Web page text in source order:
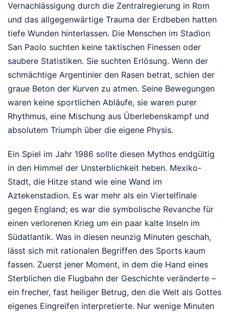
Vernachlässigung durch die Zentralregierung in Rom
und das allgegenwärtige Trauma der Erdbeben hatten
tiefe Wunden hinterlassen. Die Menschen im Stadion
San Paolo suchten keine taktischen Finessen oder
saubere Statistiken. Sie suchten Erlösung. Wenn der
schmächtige Argentinier den Rasen betrat, schien der
graue Beton der Kurven zu atmen. Seine Bewegungen
waren keine sportlichen Abläufe, sie waren purer
Rhythmus, eine Mischung aus Überlebenskampf und
absolutem Triumph über die eigene Physis.
Ein Spiel im Jahr 1986 sollte diesen Mythos endgültig
in den Himmel der Unsterblichkeit heben. Mexiko-
Stadt, die Hitze stand wie eine Wand im
Aztekenstadion. Es war mehr als ein Viertelfinale
gegen England; es war die symbolische Revanche für
einen verlorenen Krieg um ein paar kalte Inseln im
Südatlantik. Was in diesen neunzig Minuten geschah,
lässt sich mit rationalen Begriffen des Sports kaum
fassen. Zuerst jener Moment, in dem die Hand eines
Sterblichen die Flugbahn der Geschichte veränderte –
ein frecher, fast heiliger Betrug, den die Welt als Gottes
eigenes Eingreifen interpretierte. Nur wenige Minuten